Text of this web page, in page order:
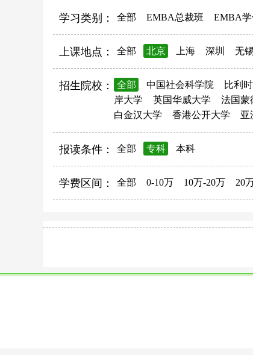
学习类别： 全部 EMBA总裁班 EMBA学
上课地点： 全部 北京 上海 深圳 无锡
招生院校： 全部 中国社会科学院 比利
岸大学
英国华威大学 法国蒙
白金汉大学
香港公开大学 亚
报读条件： 全部 专科 本科
学费区间： 全部 0-10万 10万-20万 20